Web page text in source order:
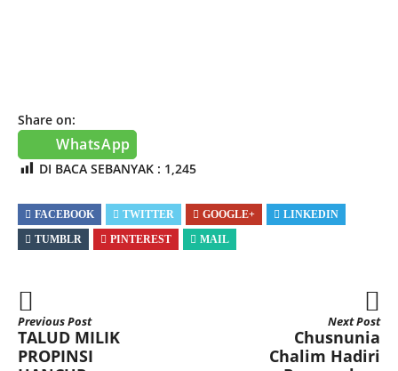
Share on:
WhatsApp
DI BACA SEBANYAK : 1,245
FACEBOOK TWITTER GOOGLE+
LINKEDIN
TUMBLR
PINTEREST MAIL
Previous Post
TALUD MILIK
PROPINSI
Next Post
Chusnunia
Chalim Hadiri